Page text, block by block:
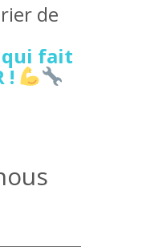
DÉPANNAGE PORTE
D’ENTRÉE, COÛTS,
de
qui fait
!